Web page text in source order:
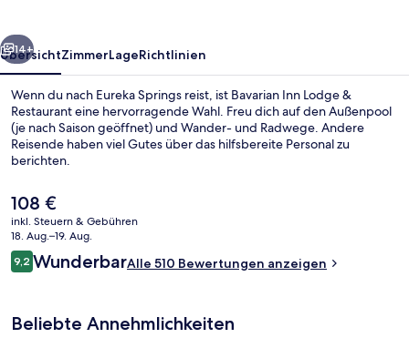
Weiter
14+
ÜbersichtZimmerLageRichtlinien
Wenn du nach Eureka Springs reist, ist Bavarian Inn Lodge &
Restaurant eine hervorragende Wahl. Freu dich auf den Außenpool
(je nach Saison geöffnet) und Wander- und Radwege. Andere
Reisende haben viel Gutes über das hilfsbereite Personal zu
berichten.
Der
aktuelle
Preis
beträgt
108 €.
108 €
inkl. Steuern & Gebühren
18. Aug.–19. Aug.
Bewertungen
9,29,2 von 10.
WunderbarAlle 510 Bewertungen anzeigen
Beliebte Annehmlichkeiten